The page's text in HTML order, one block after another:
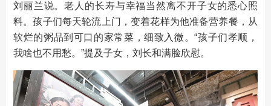
刘丽兰说。老人的长寿与幸福当然离不开子女的悉心照
料。孩子们每天轮流上门，变着花样为他准备营养餐，从
软烂的粥品到可口的家常菜，细致入微。“孩子们孝顺，
我啥也不用愁。”提及子女，刘长和满脸欣慰。